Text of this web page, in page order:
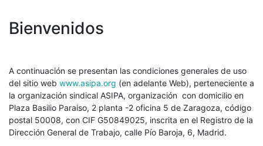
Bienvenidos
A continuación se presentan las condiciones generales de uso
del sitio web www.asipa.org (en adelante Web), perteneciente a
la organización sindical ASIPA, organización con domicilio en
Plaza Basilio Paraiso, 2 planta -2 oficina 5 de Zaragoza, código
postal 50008, con CIF G50849025, inscrita en el Registro de la
Dirección General de Trabajo, calle Pío Baroja, 6, Madrid.